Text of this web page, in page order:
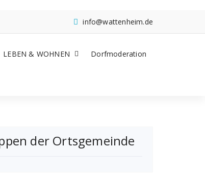
info@wattenheim.de
LEBEN & WOHNEN Dorfmoderation
der Ortsgemeinde